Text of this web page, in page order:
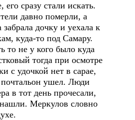
его сразу стали искать.
давно померли, а
забрала дочку и уехала к
куда-то под Самару.
то не у кого было куда
тогда при осмотре
с удочкой нет в сарае,
ушел. Люди
в тот день прочесали,
Меркулов словно